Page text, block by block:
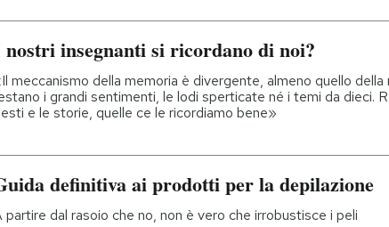
insegnanti si ricordano di noi?
meccanismo della memoria è divergente, almeno quello della
i grandi sentimenti, le lodi sperticate né i temi da dieci.
e le storie, quelle ce le ricordiamo bene»
definitiva ai prodotti per la depilazione
partire dal rasoio che no, non è vero che irrobustisce i peli